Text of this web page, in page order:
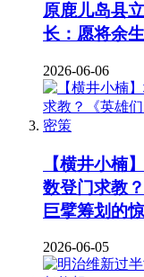
原鹿儿岛县
长：愿将余
2026-06-06
【横井小楠
数登门求教
巨擘筹划的
2026-06-05